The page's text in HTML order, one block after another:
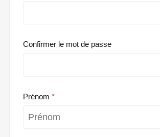
Confirmer le mot de passe
Prénom